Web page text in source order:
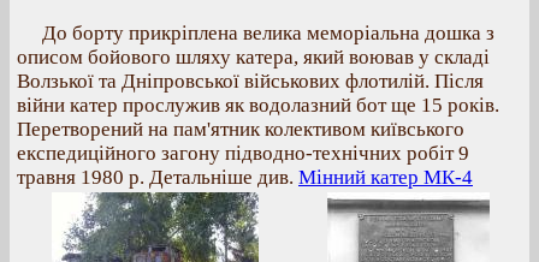
До борту прикріплена велика меморіальна дошка з
описом бойового шляху катера, який воював у складі
Волзької та Дніпровської військових флотилій. Після
війни катер прослужив як водолазний бот ще 15 років.
Перетворений на пам'ятник колективом київського
експедиційного загону підводно-технічних робіт 9
травня 1980 р. Детальніше див. Мінний катер МК-4